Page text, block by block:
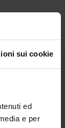
sui cookie
ed
e per